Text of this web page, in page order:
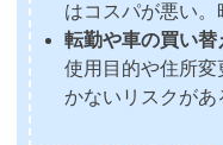
はコスパが悪い。
転勤や車の買い
使用目的や住所
かないリスクがあ